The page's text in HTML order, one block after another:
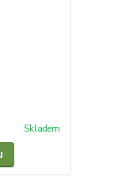
Skladem